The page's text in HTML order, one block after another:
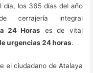
día, los 365 días del año
cerrajería integral
24 Horas es de vital
urgencias 24 horas.
el ciudadano de Atalaya